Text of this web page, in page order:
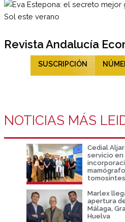
Revista Andalucía
SUSCRIPCIÓN
NOTICIAS MÁS
Cedial
servicio en
Marlex
apertura
Málaga,
Huelva